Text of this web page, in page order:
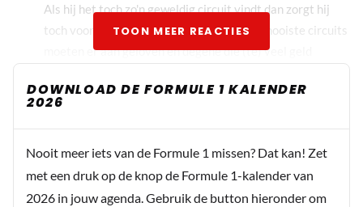
Als hij het toch zo'n geweldig circuit vindt dan zorgt hij
toch voor backup, qua geld? Maar nee, de mooiste circuits
moeten er aan geloven en degene die (te) veel geld
Midden Oosten, VS enz. En dus minder in Europa.
andere werelddelen. Maar, bijvoorbeeld, drie races in de
VS?!? Maar ook Zandvoort zal iets moeten doen om te
zorgen dat de tribunes vol blijven. Zodra Max stopt kan
TOON MEER REACTIES
DOWNLOAD DE FORMULE 1 KALENDER
2026
Nooit meer iets van de Formule 1 missen? Dat kan! Zet
met een druk op de knop de Formule 1-kalender van
2026 in jouw agenda. Gebruik de button hieronder om